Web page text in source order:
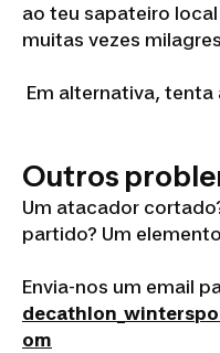
ao teu sapateiro
muitas vezes
Em alternativa,
Outros
Um atacador
partido? Um
Envia-nos um email
om